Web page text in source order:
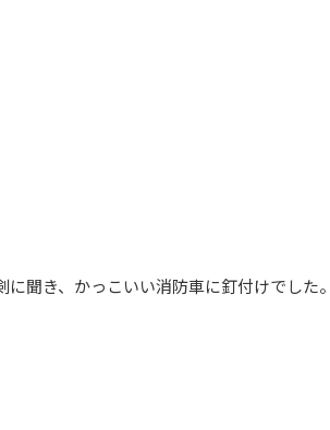
に聞き、かっこいい消防車に釘付けでした